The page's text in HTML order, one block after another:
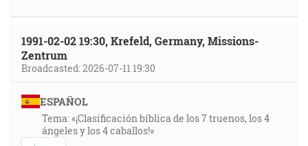
1991-02-02 19:30, Krefeld, Germany, Missions-
Zentrum
Broadcasted: 2026-07-11 19:30
ESPAÑOL
Tema: «¡Clasificación bíblica de los 7 truenos, los 4
ángeles y los 4 caballos!»